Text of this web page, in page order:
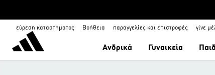
εύρεση καταστήματος Βοήθεια παραγγελίες και επιστροφές γίνε
Ανδρικά Γυναικεία